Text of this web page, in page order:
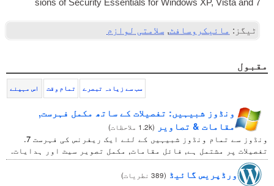
sions of Secur­ity Essen­tials for Win­dows XP, Vista and 7
ٹیگز: مائیکروسافٹ, سلامتی لوازم
مقبول
اس مہینے تمام وقت سب سے زیادہ تبصرے
ونڈوز شبیہیں: تفصیلات کے ساتھ مکمل فہرست,
مقامات & تصاویر (1.2k ملاحظات )
ونڈوز سے تمام ونڈوز شبیہیں کے لئے ایک ریفرنس کی فہرست 7.
تفصیلات پر مشتمل ہے, فائل مقامات, مکمل تصویر سیٹ اور ہدایات.
ورڈپریس گائیڈ (389 نطریات )